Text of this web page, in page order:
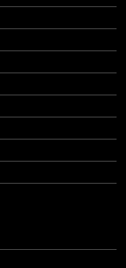
en plastique
alliant
excellente
prix.